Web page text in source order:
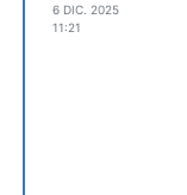
6 DIC. 2025
11:21